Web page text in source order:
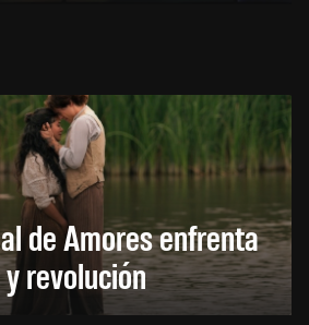
de Amores enfrenta
revolución